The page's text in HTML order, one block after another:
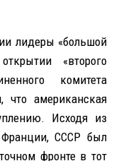
лидеры «большой
«второго
комитета
что американская
Исходя из
СССР был
фронте в тот